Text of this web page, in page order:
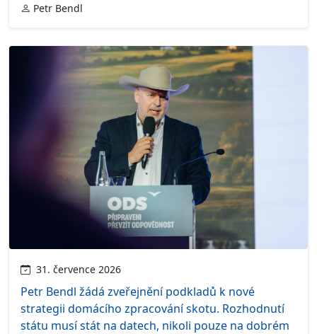
Petr Bendl
31. července 2026
Petr Bendl žádá zveřejnění podkladů k nové
strategii domácího zpracování skotu. Rozhodnutí
státu musí stát na datech, nikoli pouze na dobrém